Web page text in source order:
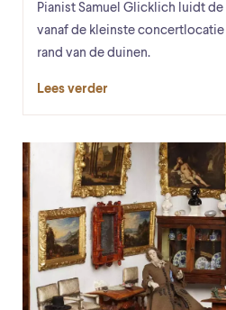
Pianist Samuel Glicklich luidt
vanaf de kleinste concertlocatie
rand van de duinen.
Lees verder